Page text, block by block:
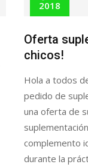
2018
Oferta
chicos!
Hola a todos
pedido de
una oferta de
complemento
durante la